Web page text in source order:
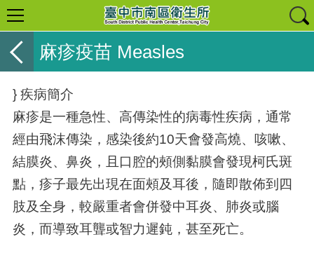
麻疹疫苗 Measles
} 疾病簡介
麻疹是一種急性、高傳染性的病毒性疾病，通常
經由飛沫傳染，感染後約10天會發高燒、咳嗽、
結膜炎、鼻炎，且口腔的頰側黏膜會發現柯氏斑
點，疹子最先出現在面頰及耳後，隨即散佈到四
肢及全身，較嚴重者會併發中耳炎、肺炎或腦
炎，而導致耳聾或智力遲鈍，甚至死亡。